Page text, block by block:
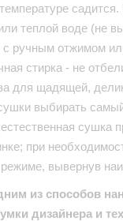
теплой воде (не
с ручным отжимом
стирка - не
для щадящей,
выбирать
сушка
при
вывернув
из способов
дизайнера и